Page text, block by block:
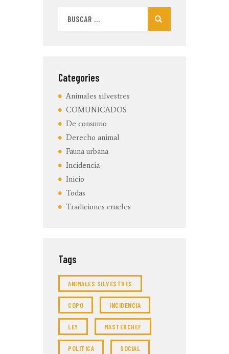
Categories
Animales silvestres
COMUNICADOS
De consumo
Derecho animal
Fauna urbana
Incidencia
Inicio
Todas
Tradiciones crueles
Tags
ANIMALES SILVESTRES
COPO INCIDENCIA
LEY MASTERCHEF
POLITICA SOCIAL